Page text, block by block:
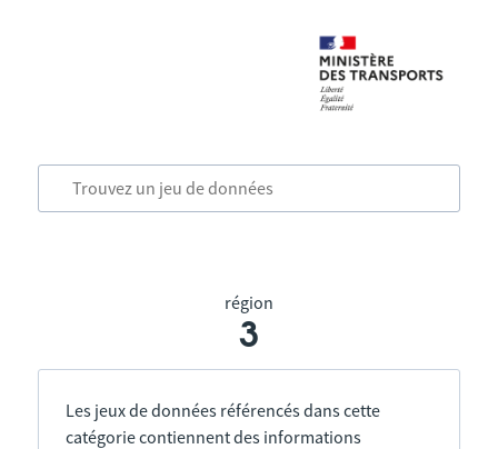
région
3
Les jeux de données référencés dans cette
catégorie contiennent des informations